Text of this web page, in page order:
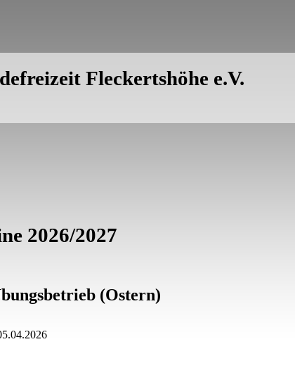
Fleckertshöhe e.V.
2026/2027
(Ostern)